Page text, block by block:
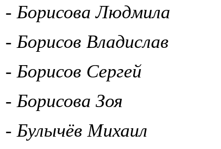
- Борисова Людмила
- Борисов Владислав
- Борисов Сергей
- Борисова Зоя
- Булычёв Михаил